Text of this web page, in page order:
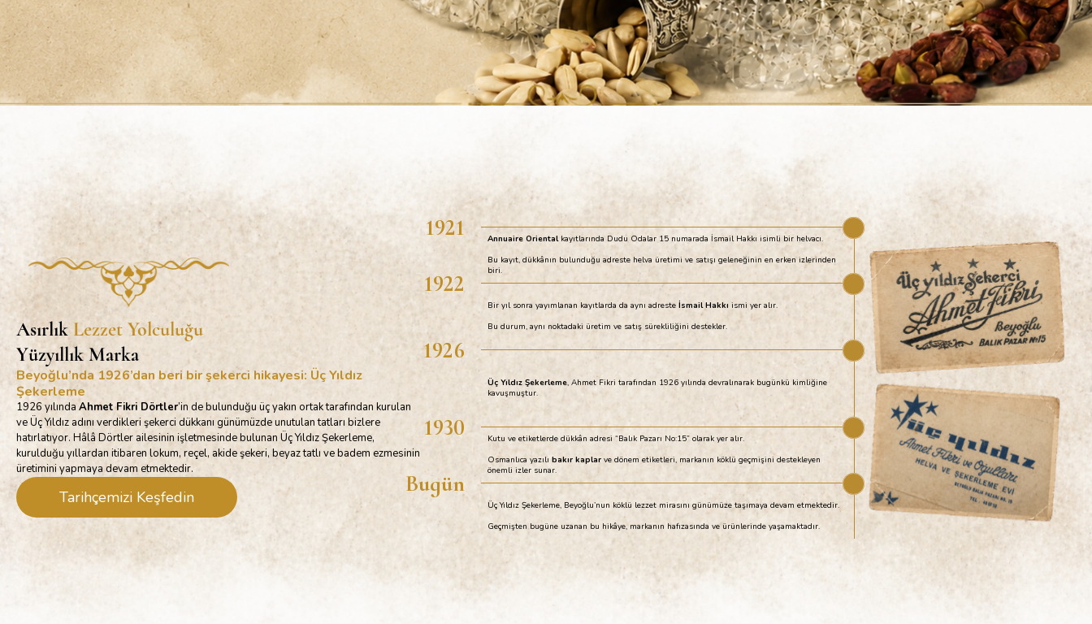
Asırlık Lezzet Yolculuğu
Yüzyıllık Marka
Beyoğlu’nda 1926’dan beri bir şekerci hikayesi: Üç Yıldız
Şekerleme
1926 yılında Ahmet Fikri Dörtler’in de bulunduğu üç yakın ortak tarafından kurulan
ve Üç Yıldız adını verdikleri şekerci dükkanı günümüzde unutulan tatları bizlere
hatırlatıyor. Hâlâ Dörtler ailesinin işletmesinde bulunan Üç Yıldız Şekerleme,
kurulduğu yıllardan itibaren lokum, reçel, akide şekeri, beyaz tatlı ve badem ezmesinin
üretimini yapmaya devam etmektedir.
Tarihçemizi Keşfedin
1921 Annuaire Orientalkayıtlarında Dudu Odalar 15 numarada İsmail Hakkı isimli bir helvacı.
Bu kayıt, dükkânın bulunduğu adreste helva üretimi ve satışı geleneğinin en erken izlerinden
biri.
1922
Bir yıl sonra yayımlanan kayıtlarda da aynı adreste İsmail Hakkı ismi yer alır.
Bu durum, aynı noktadaki üretim ve satış sürekliliğini destekler.
1926
Üç Yıldız Şekerleme, Ahmet Fikri tarafından 1926 yılında devralınarak bugünkü kimliğine
kavuşmuştur.
1930
Kutu ve etiketlerde dükkân adresi “Balık Pazarı No:15” olarak yer alır.
Osmanlıca yazılı bakır kaplar ve dönem etiketleri, markanın köklü geçmişini destekleyen
önemli izler sunar.
Bugün
Üç Yıldız Şekerleme, Beyoğlu’nun köklü lezzet mirasını günümüze taşımaya devam etmektedir.
Geçmişten bugüne uzanan bu hikâye, markanın hafızasında ve ürünlerinde yaşamaktadır.